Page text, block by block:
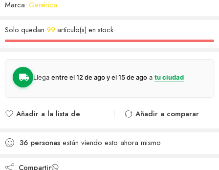
Marca: Genérica
Solo quedan 99artículo(s) en stock.
Llega entre el 12 de ago y el 15 de ago a tu ciudad
Añadir a la lista de
Añadido a la lista de
deseos
Añadir a comparar
36 personas están viendo esto ahora mismo
Compartir